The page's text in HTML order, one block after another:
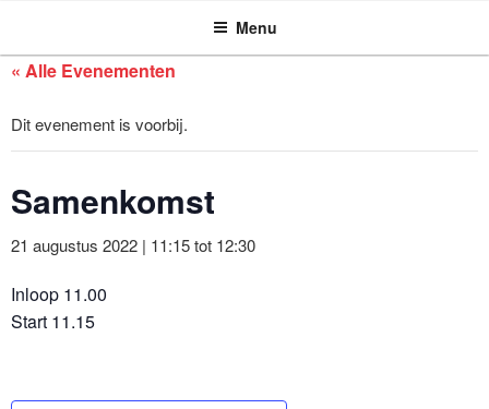
de
ASSEN ZOEKT Menu
« Alle Evenementen
Dit evenement is voorbij.
Samenkomst
21 augustus 2022 | 11:15tot 12:30
Inloop 11.00
Start 11.15